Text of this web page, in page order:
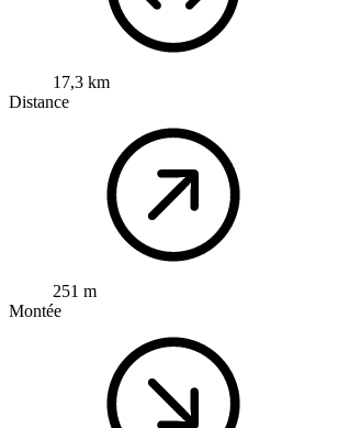
17,3 km
Distance
251 m
Montée